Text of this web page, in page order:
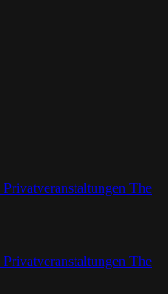
Privatveranstaltungen The
Privatveranstaltungen The